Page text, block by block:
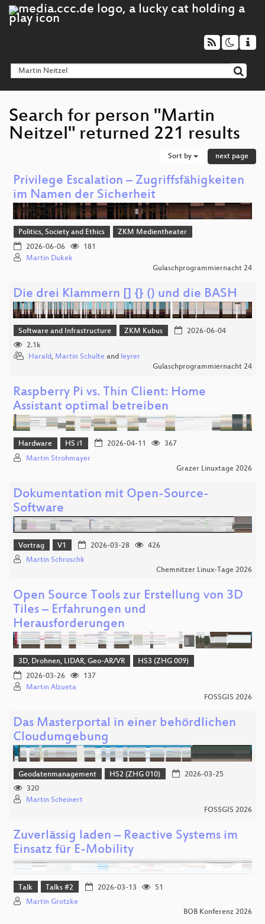
Search for person "Martin
Neitzel" returned 221 results
Sort by next page
Privilege Escalation – Zugriffsfähigkeiten
im Namen der Sicherheit
Politics, Society and Ethics
ZKM Medientheater
2026-06-06
181
Martin Dukek
Gulaschprogrammiernacht 24
Die drei Klammern [] {} () und die BASH
Software and Infrastructure ZKM Kubus
2026-06-04
2.1k
Harald, Martin Schulte and leyrer
Gulaschprogrammiernacht 24
Raspberry Pi vs. Thin Client: Home
Assistant optimal betreiben
Hardware HS i1 2026-04-11
367
Martin Strohmayer
Grazer Linuxtage 2026
Dokumentation mit Open-Source-
Software
Vortrag V1 2026-03-28
426
Martin Schroschk
Chemnitzer Linux-Tage 2026
Open Source Tools zur Erstellung von 3D
Tiles – Erfahrungen und
Herausforderungen
3D, Drohnen, LIDAR, Geo-AR/VR
HS3 (ZHG 009)
2026-03-26
137
Martin Alzueta
FOSSGIS 2026
Das Masterportal in einer behördlichen
Cloudumgebung
Geodatenmanagement HS2 (ZHG 010)
2026-03-25
320
Martin Scheinert
FOSSGIS 2026
Zuverlässig laden – Reactive Systems im
Einsatz für E-Mobility
Talk Talks #2 2026-03-13
51
Martin Grotzke
BOB Konferenz 2026